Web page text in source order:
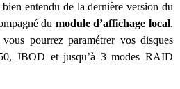
entendu de la dernière version du
du module d’affichage local.
pourrez paramétrer vos disques
JBOD et jusqu’à 3 modes RAID